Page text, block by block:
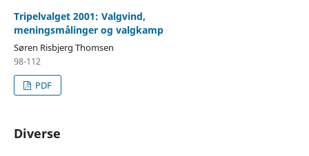
Tripelvalget 2001: Valgvind,
meningsmålinger og valgkamp
Søren Risbjerg Thomsen
98-112
PDF
Diverse